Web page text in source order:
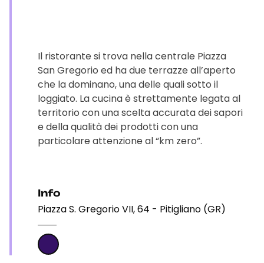
Il ristorante si trova nella centrale Piazza
San Gregorio ed ha due terrazze all’aperto
che la dominano, una delle quali sotto il
loggiato. La cucina è strettamente legata al
territorio con una scelta accurata dei sapori
e della qualità dei prodotti con una
particolare attenzione al “km zero”.
Info
Piazza S. Gregorio VII, 64 - Pitigliano (GR)